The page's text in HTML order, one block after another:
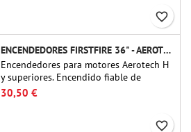
favorite_border
ENCENDEDORES FIRSTFIRE 36" - AEROTECH
Encendedores para motores Aerotech H
y superiores. Encendido fiable de
motores de hasta 91 cm de longitud.
30,50 €
favorite_border